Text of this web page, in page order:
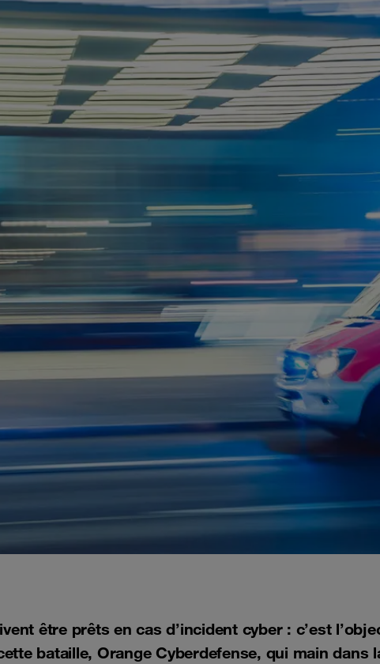
être prêts en cas d’incident cyber : c’est
bataille, Orange Cyberdefense, qui main dans